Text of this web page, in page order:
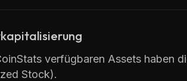
verfügbaren Assets haben
Stock).